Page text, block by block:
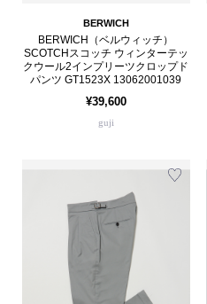
BERWICH
BERWICH（ベルウィッチ）
SCOTCHスコッチ ウィンターテッ
クウール2インプリーツクロップド
パンツ GT1523X 13062001039
¥39,600
guji